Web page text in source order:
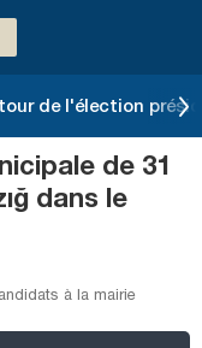
de l'élection
de 31
dans le
à la mairie